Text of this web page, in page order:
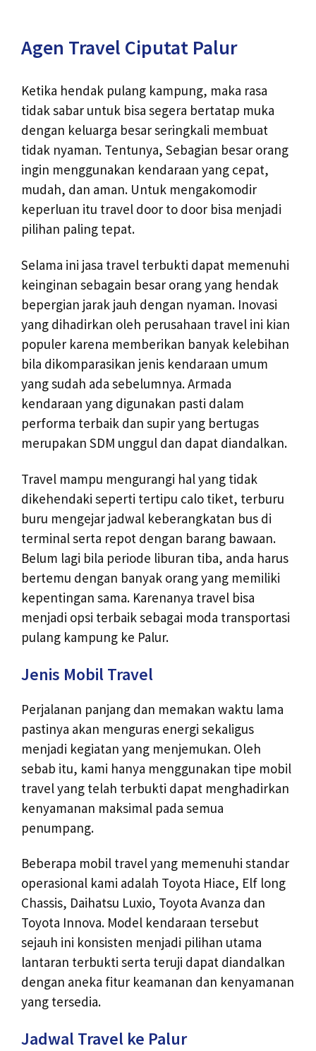
Agen Travel Ciputat Palur
Ketika hendak pulang kampung, maka rasa
tidak sabar untuk bisa segera bertatap muka
dengan keluarga besar seringkali membuat
tidak nyaman. Tentunya, Sebagian besar orang
ingin menggunakan kendaraan yang cepat,
mudah, dan aman. Untuk mengakomodir
keperluan itu travel door to door bisa menjadi
pilihan paling tepat.
Selama ini jasa travel terbukti dapat memenuhi
keinginan sebagain besar orang yang hendak
bepergian jarak jauh dengan nyaman. Inovasi
yang dihadirkan oleh perusahaan travel ini kian
populer karena memberikan banyak kelebihan
bila dikomparasikan jenis kendaraan umum
yang sudah ada sebelumnya. Armada
kendaraan yang digunakan pasti dalam
performa terbaik dan supir yang bertugas
merupakan SDM unggul dan dapat diandalkan.
Travel mampu mengurangi hal yang tidak
dikehendaki seperti tertipu calo tiket, terburu
buru mengejar jadwal keberangkatan bus di
terminal serta repot dengan barang bawaan.
Belum lagi bila periode liburan tiba, anda harus
bertemu dengan banyak orang yang memiliki
kepentingan sama. Karenanya travel bisa
menjadi opsi terbaik sebagai moda transportasi
pulang kampung ke Palur.
Jenis Mobil Travel
Perjalanan panjang dan memakan waktu lama
pastinya akan menguras energi sekaligus
menjadi kegiatan yang menjemukan. Oleh
sebab itu, kami hanya menggunakan tipe mobil
travel yang telah terbukti dapat menghadirkan
kenyamanan maksimal pada semua
penumpang.
Beberapa mobil travel yang memenuhi standar
operasional kami adalah Toyota Hiace, Elf long
Chassis, Daihatsu Luxio, Toyota Avanza dan
Toyota Innova. Model kendaraan tersebut
sejauh ini konsisten menjadi pilihan utama
lantaran terbukti serta teruji dapat diandalkan
dengan aneka fitur keamanan dan kenyamanan
yang tersedia.
Jadwal Travel ke Palur